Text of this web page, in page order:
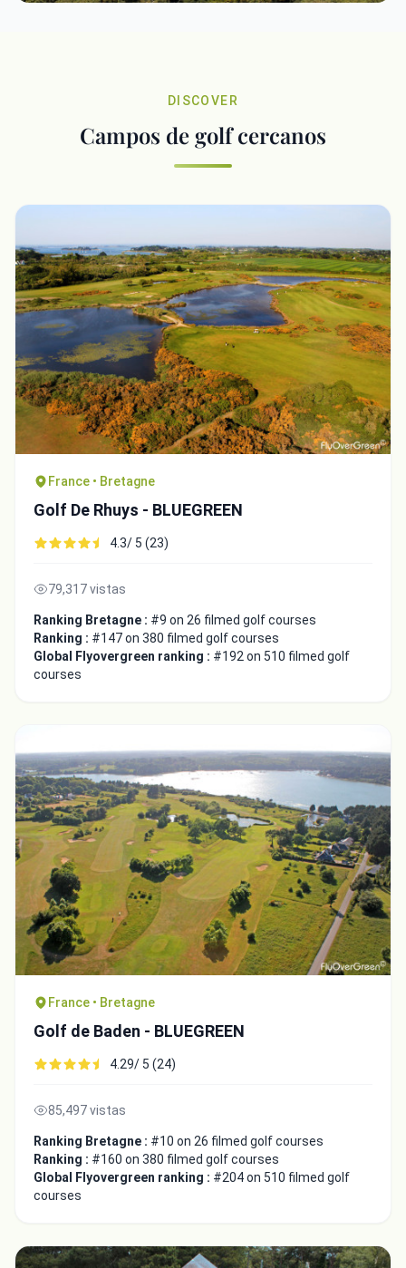
DISCOVER
Campos de golf cercanos
France • Bretagne
Golf De Rhuys - BLUEGREEN
4.3/ 5 (23)
79,317 vistas
Ranking Bretagne : #9 on 26 filmed golf courses
Ranking : #147 on 380 filmed golf courses
Global Flyovergreen ranking : #192 on 510 filmed golf
courses
France • Bretagne
Golf de Baden - BLUEGREEN
4.29/ 5 (24)
85,497 vistas
Ranking Bretagne : #10 on 26 filmed golf courses
Ranking : #160 on 380 filmed golf courses
Global Flyovergreen ranking : #204 on 510 filmed golf
courses